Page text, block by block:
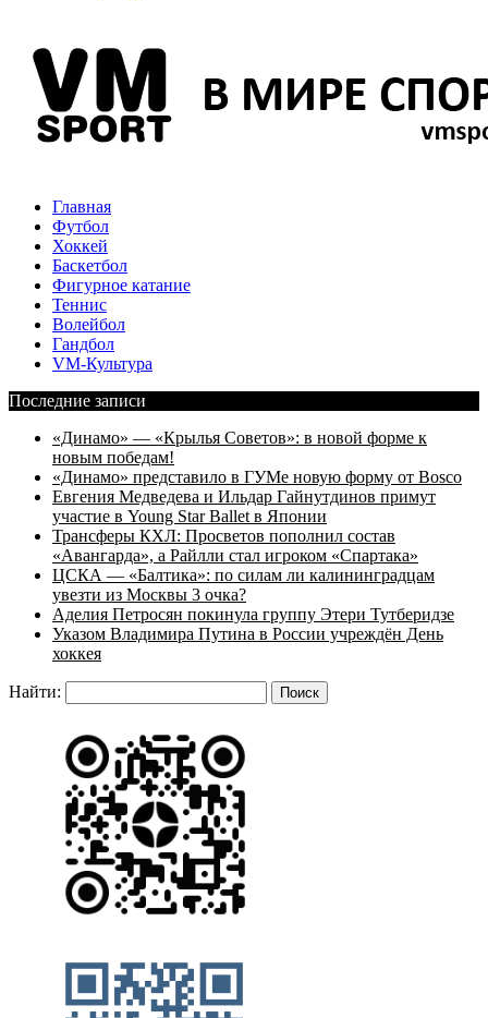
Главная
Футбол
Хоккей
Баскетбол
Фигурное катание
Теннис
Волейбол
Гандбол
VM-Культура
Последние записи
«Динамо» — «Крылья Советов»: в новой форме к
новым победам!
«Динамо» представило в ГУМе новую форму от Bosco
Евгения Медведева и Ильдар Гайнутдинов примут
участие в Young Star Ballet в Японии
Трансферы КХЛ: Просветов пополнил состав
«Авангарда», а Райлли стал игроком «Спартака»
ЦСКА — «Балтика»: по силам ли калининградцам
увезти из Москвы 3 очка?
Аделия Петросян покинула группу Этери Тутберидзе
Указом Владимира Путина в России учреждён День
хоккея
Найти: